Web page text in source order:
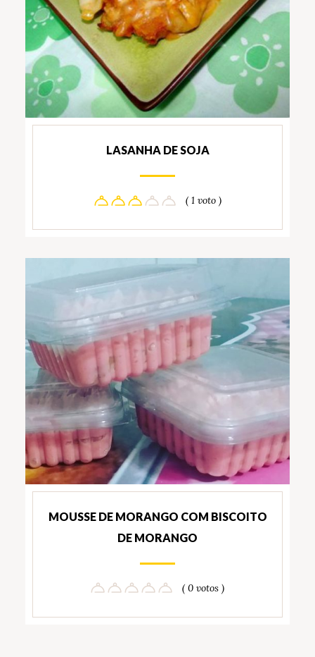
LASANHA DE SOJA
( 1 voto )
MOUSSE DE MORANGO COM BISCOITO
DE MORANGO
( 0 votos )